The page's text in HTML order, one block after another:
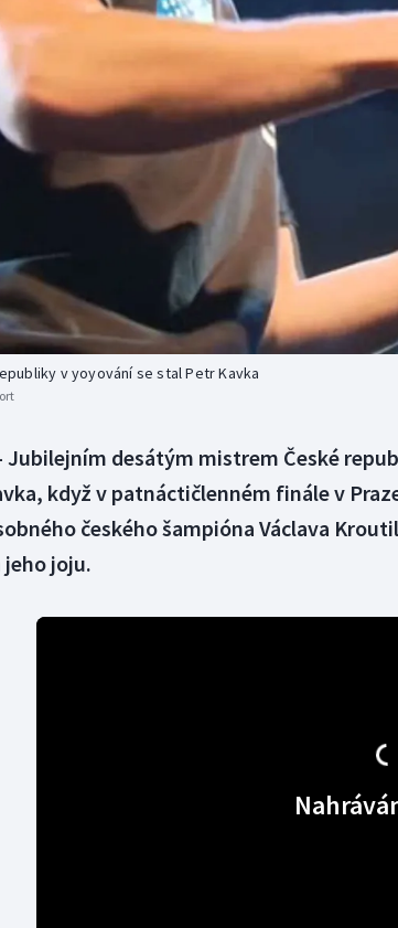
Curling
Florbal
Golf
Gymnastika
v yoyování se stal Petr Kavka
Jubilejním desátým mistrem České
když v patnáctičlenném finále v
českého šampióna Václava
jeho joju.